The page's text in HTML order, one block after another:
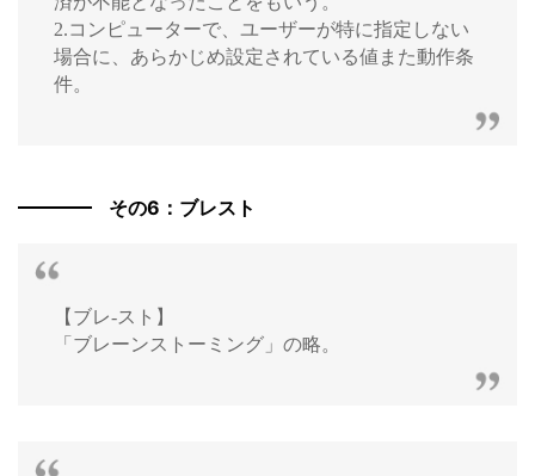
2.コンピューターで、ユーザーが特に指定しない
場合に、あらかじめ設定されている値また動作条
件。
その6：ブレスト
【ブレ‐スト】
「ブレーンストーミング」の略。